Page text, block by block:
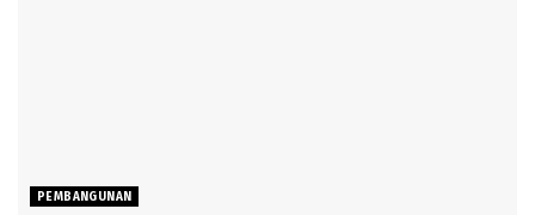
PEMBANGUNAN